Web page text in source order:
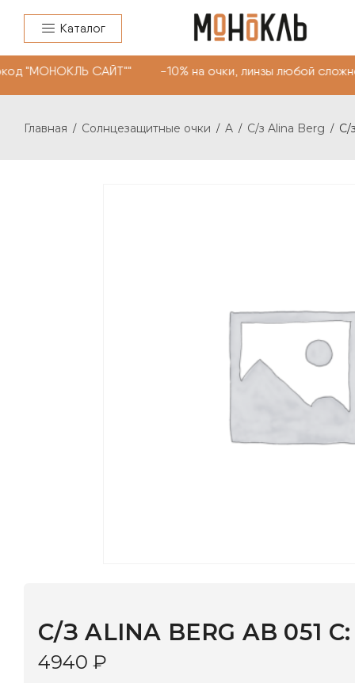
Каталог
САЙТ"" -10% на очки, линзы любой
Главная / Солнцезащитные очки / A / С/з Alina Berg / С/
3–5 дней | Промокод — скидка 10%